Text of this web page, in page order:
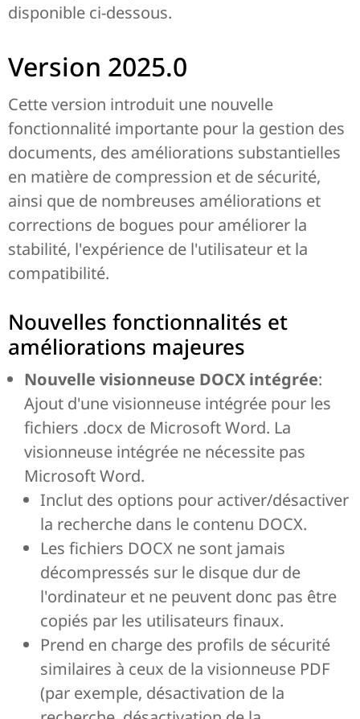
disponible ci-dessous.
Version 2025.0
Cette version introduit une nouvelle
fonctionnalité importante pour la gestion des
documents, des améliorations substantielles
en matière de compression et de sécurité,
ainsi que de nombreuses améliorations et
corrections de bogues pour améliorer la
stabilité, l'expérience de l'utilisateur et la
compatibilité.
Nouvelles fonctionnalités et
améliorations majeures
Nouvelle visionneuse DOCX intégrée:
Ajout d'une visionneuse intégrée pour les
fichiers .docx de Microsoft Word. La
visionneuse intégrée ne nécessite pas
Microsoft Word.
Inclut des options pour activer/désactiver
la recherche dans le contenu DOCX.
Les fichiers DOCX ne sont jamais
décompressés sur le disque dur de
l'ordinateur et ne peuvent donc pas être
copiés par les utilisateurs finaux.
Prend en charge des profils de sécurité
similaires à ceux de la visionneuse PDF
(par exemple, désactivation de la